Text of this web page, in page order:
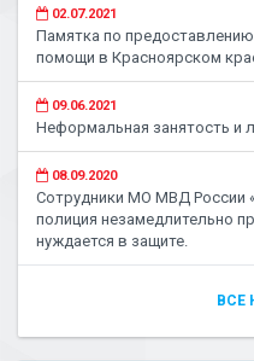
02.07.2021
Памятка по
помощи в Красноярском
09.06.2021
Неформальная занятость и
08.09.2020
Сотрудники МО МВД России
полиция незамедлительно
нуждается в защите.
ВСЕ